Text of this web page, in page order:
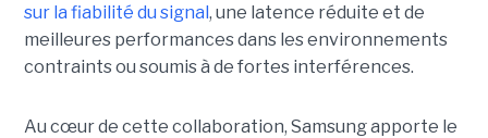
sur la fiabilité du signal, une latence réduite et de
meilleures performances dans les environnements
contraints ou soumis à de fortes interférences.
Au cœur de cette collaboration, Samsung apporte le